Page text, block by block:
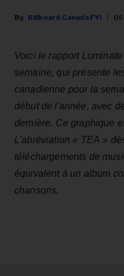
Billboard Canada FYI 05
Voici le rapport
semaine, qui présente
canadienne pour la
début de l'année, avec
dernière. Ce graphique
L'abréviation « TEA »
téléchargements de
équivalent à un album
chansons.